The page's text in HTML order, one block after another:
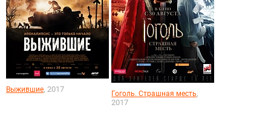
Выжившие, 2017 Гоголь. Страшная месть,
2017